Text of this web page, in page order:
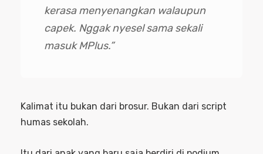
kerasa menyenangkan walaupun
capek. Nggak nyesel sama sekali
masuk MPlus.”
Kalimat itu bukan dari brosur. Bukan dari script
humas sekolah.